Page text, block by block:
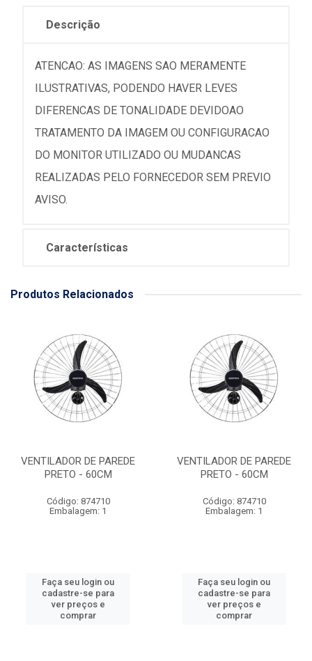
Descrição
ATENCAO: AS IMAGENS SAO MERAMENTE
ILUSTRATIVAS, PODENDO HAVER LEVES
DIFERENCAS DE TONALIDADE DEVIDOAO
TRATAMENTO DA IMAGEM OU CONFIGURACAO
DO MONITOR UTILIZADO OU MUDANCAS
REALIZADAS PELO FORNECEDOR SEM PREVIO
AVISO.
Características
Produtos Relacionados
VENTILADOR DE PAREDE
PRETO - 60CM
Código: 874710
Embalagem: 1
Faça seu login ou
cadastre-se para
ver preços e
comprar
VENTILADOR DE PAREDE
PRETO - 60CM
Código: 874710
Embalagem: 1
Faça seu login ou
cadastre-se para
ver preços e
comprar